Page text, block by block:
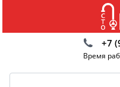
+7
Время